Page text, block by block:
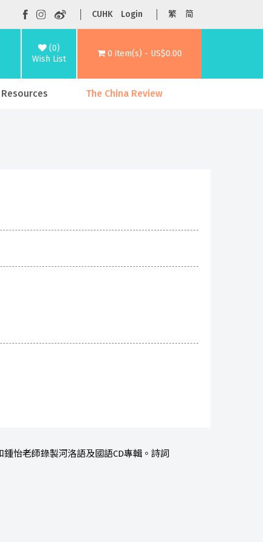
CUHK Login 繁 简
(0)
Wish List
0 item(s) - US$0.00
Resources The China Review
怡老師錄製河洛語及國語CD專輯。詩詞